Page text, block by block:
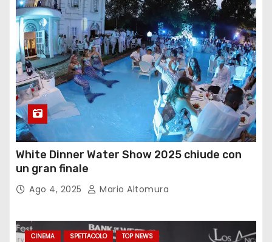
White Dinner Water Show 2025 chiude con
un gran finale
Ago 4, 2025 Mario Altomura
CINEMA SPETTACOLO TOP NEWS